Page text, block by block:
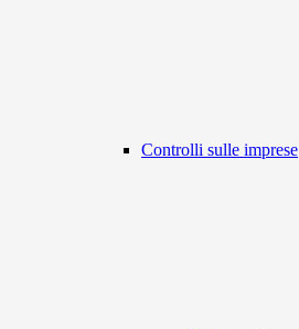
Controlli sulle imprese